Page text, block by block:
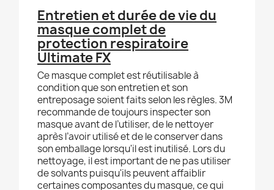
Entretien et durée de vie du
masque complet de
protection respiratoire
Ultimate FX
Ce masque complet est réutilisable à
condition que son entretien et son
entreposage soient faits selon les règles. 3M
recommande de toujours inspecter son
masque avant de l’utiliser, de le nettoyer
après l’avoir utilisé et de le conserver dans
son emballage lorsqu'il est inutilisé. Lors du
nettoyage, il est important de ne pas utiliser
de solvants puisqu'ils peuvent affaiblir
certaines composantes du masque, ce qui